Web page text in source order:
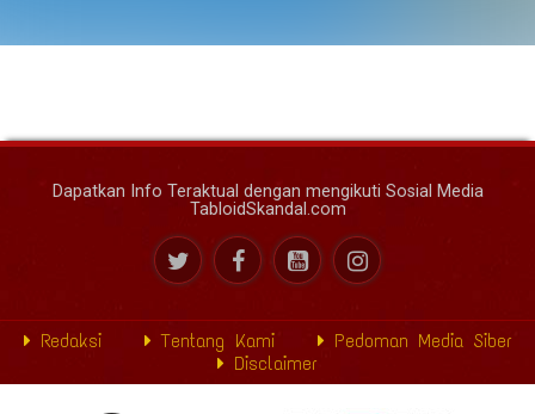
Dapatkan Info Teraktual dengan mengikuti Sosial Media
TabloidSkandal.com
Redaksi Tentang Kami
Pedoman Media Siber
Disclaimer